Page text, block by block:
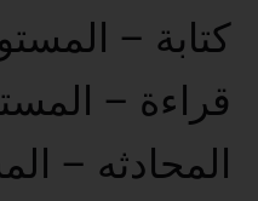
كتابة –
قراءة –
المحادثه –